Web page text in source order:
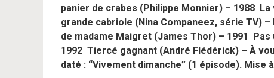
panier de crabes (Philippe Monnier) – 1988
grande cabriole (Nina Companeez, série TV)
de madame Maigret (James Thor) – 1991
1992 Tiercé gagnant (André Flédérick) – À
daté : “Vivement dimanche” (1 épisode). Mise